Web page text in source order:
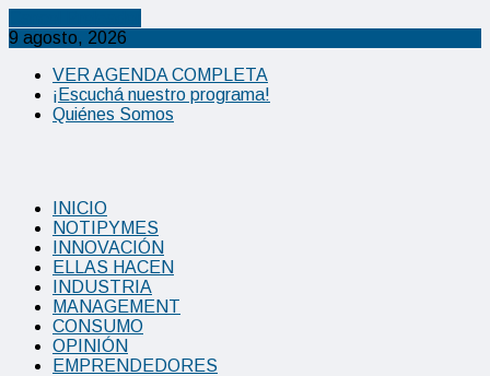
9 agosto, 2026
VER AGENDA COMPLETA
¡Escuchá nuestro programa!
Quiénes Somos
INICIO
NOTIPYMES
INNOVACIÓN
ELLAS HACEN
INDUSTRIA
MANAGEMENT
CONSUMO
OPINIÓN
EMPRENDEDORES